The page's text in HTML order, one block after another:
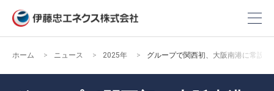
ホーム ニュース 2025年 グループで関西初、大阪南港に常設